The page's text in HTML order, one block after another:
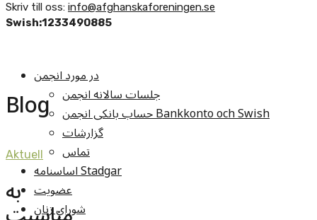
Skriv till oss: info@afghanskaforeningen.se
Swish:1233490885
در مورد انجمن
جلسات سالانه انجمن
حساب بانکی انجمن Bankkonto och Swish
گزارشات
تماس
اساسنامه Stadgar
عضویت
شوراي زنان
Blog
Aktuell
به